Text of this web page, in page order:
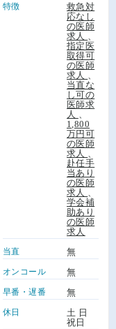
特徴
救急対
応なし
の医師
求人
指定医
取得可
の医師
求人
当直な
し可の
医師求
人
1,800
万円可
の医師
求人
赴任手
当あり
の医師
求人
学会補
助あり
の医師
求人
当直 無
オンコール 無
早番・遅番 無
休日
土 日
祝日